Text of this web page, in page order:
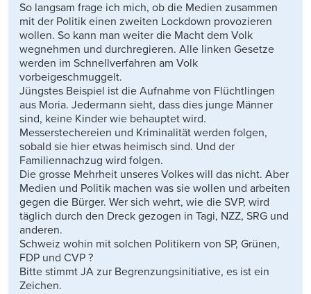
So langsam frage ich mich, ob die Medien zusammen
mit der Politik einen zweiten Lockdown provozieren
wollen. So kann man weiter die Macht dem Volk
wegnehmen und durchregieren. Alle linken Gesetze
werden im Schnellverfahren am Volk
vorbeigeschmuggelt.
Jüngstes Beispiel ist die Aufnahme von Flüchtlingen
aus Moria. Jedermann sieht, dass dies junge Männer
sind, keine Kinder wie behauptet wird.
Messerstechereien und Kriminalität werden folgen,
sobald sie hier etwas heimisch sind. Und der
Familiennachzug wird folgen.
Die grosse Mehrheit unseres Volkes will das nicht. Aber
Medien und Politik machen was sie wollen und arbeiten
gegen die Bürger. Wer sich wehrt, wie die SVP, wird
täglich durch den Dreck gezogen in Tagi, NZZ, SRG und
anderen.
Schweiz wohin mit solchen Politikern von SP, Grünen,
FDP und CVP ?
Bitte stimmt JA zur Begrenzungsinitiative, es ist ein
Zeichen.